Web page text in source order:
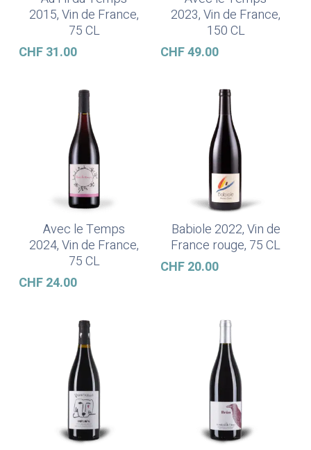
2015, Vin de France,
75 CL
CHF31.00
2023, Vin de France,
150 CL
CHF49.00
Ajouter Au Panier
Avec le Temps
2024, Vin de France,
75 CL
CHF24.00
Ajouter Au Panier
Babiole 2022, Vin de
France rouge, 75 CL
CHF20.00